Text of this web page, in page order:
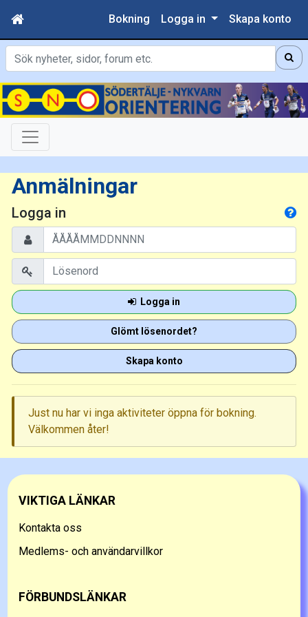
Bokning Logga in Skapa konto
Sök
Anmälningar
Logga in
Logga in
Glömt lösenordet?
Skapa konto
Just nu har vi inga aktiviteter öppna för bokning.
Välkommen åter!
VIKTIGA LÄNKAR
Kontakta oss
Medlems- och användarvillkor
FÖRBUNDSLÄNKAR